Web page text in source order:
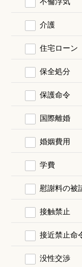
介護
住宅ローン
保全処分
保護命令
国際離婚
婚姻費用
学費
慰謝料の被
接触禁止
接近禁止命
没性交渉